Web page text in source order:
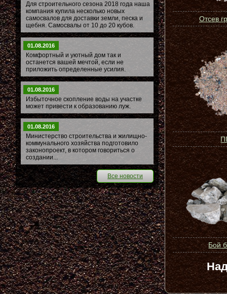
Отсев
Бой
Для строительного сезона 2018 года наша
компания купила несколько новых
самосвалов для доставки земли, песка и
щебня. Самосвалы от 10 до 20 кубов.
01.08.2016
Комфортный и уютный дом так и
останется вашей мечтой, если не
приложить определенные усилия.
01.08.2016
Избыточное скопление воды на участке
может привести к образованию луж.
01.08.2016
Министерство строительства и жилищно-
коммунального хозяйства подготовило
законопроект, в котором говориться о
создании...
Все новости